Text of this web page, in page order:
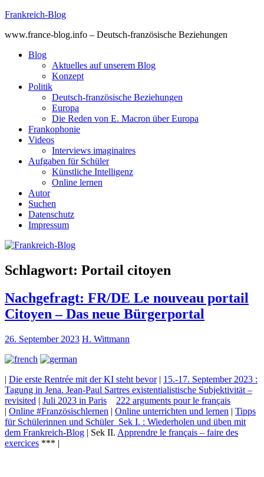
Skip
content
Frankreich-Blog
www.france-blog.info – Deutsch-französische Beziehungen
Blog
Aktuelles auf unserem Blog
Konzept
Politik
Deutsch-französische Beziehungen
Europa
Die Reden von E. Macron über Europa
Frankophonie
Videos
Interviews imaginaires
Aufgaben für Schüler
Künstliche Intelligenz
Online lernen
Autor
Suchen
Datenschutz
Impressum
Schlagwort: Portail citoyen
Nachgefragt: FR/DE Le nouveau portail
Citoyen – Das neue Bürgerportal
26. September 2023 H. Wittmann
| Die erste Rentrée mit der KI steht bevor| 15.-17. September 2023 :
Tagung in Jena. Jean-Paul Sartres existentialistische Subjektivität –
revisited | Juli 2023 in Paris
222 arguments pour le français
| Online #Französischlernen | Online unterrichten und lernen | Tipps
für Schülerinnen und Schüler Sek I. : Wiederholen und üben mit
dem Frankreich-Blog | Sek II. Apprendre le français – faire des
exercices *** |